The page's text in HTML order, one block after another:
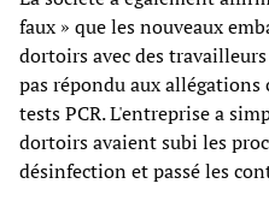
faux » que les nouveaux
dortoirs avec des
pas répondu aux
tests PCR. L'entreprise a
dortoirs avaient subi les
désinfection et passé les